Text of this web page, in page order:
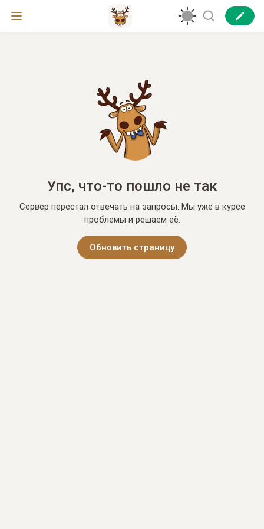
Упс, что-то пошло не так
Сервер перестал отвечать на запросы. Мы уже в курсе
проблемы и решаем её.
Обновить страницу